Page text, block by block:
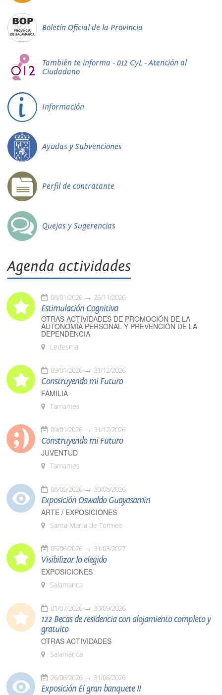
Boletín Oficial de la Provincia
También te informa - 012 CyL - Atención al
Ciudadano
Información
Ayudas y Subvenciones
Perfil de contratante
Quejas y Sugerencias
Agenda actividades
08/01/2026 26/11/2026
Estimulación Cognitiva
OTRAS ACTIVIDADES DE PROMOCIÓN DE LA
AUTONOMÍA PERSONAL Y PREVENCIÓN DE LA
DEPENDENCIA
Ledesma
09/01/2026 31/12/2026
Construyendo mi Futuro
FAMILIA
Tamames
09/01/2026 31/12/2026
Construyendo mi Futuro
JUVENTUD
Tamames
08/05/2026 30/08/2026
Exposición Oswaldo Guayasamín
ARTE / EXPOSICIONES
Santa Marta de Tormes
05/06/2026 31/03/2027
Visibilizar lo elegido
EXPOSICIONES
Salamanca
01/07/2026 30/09/2026
122 Becas de residencia con alojamiento completo y
gratuito
OTRAS ACTIVIDADES
Salamanca
26/06/2026 31/08/2026
Exposición El gran banquete II